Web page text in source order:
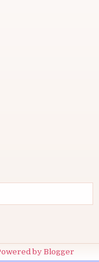
by Blogger